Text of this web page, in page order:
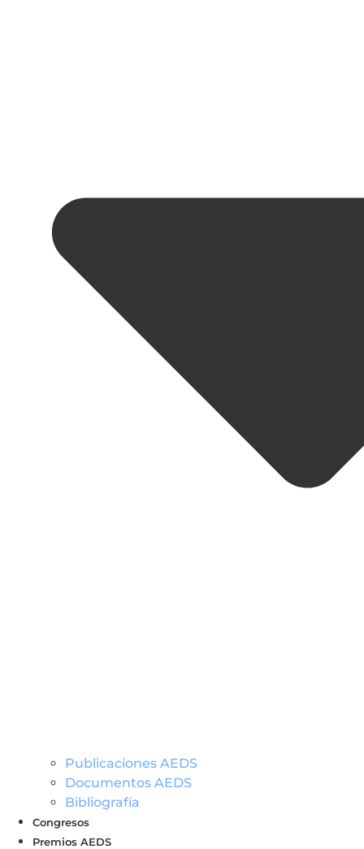
Publicaciones AEDS
Documentos AEDS
Bibliografía
Congresos
Premios AEDS